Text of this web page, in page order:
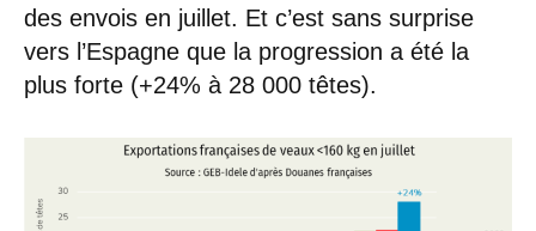
des envois en juillet. Et c’est sans surprise
vers l’Espagne que la progression a été la
plus forte (+24% à 28 000 têtes).